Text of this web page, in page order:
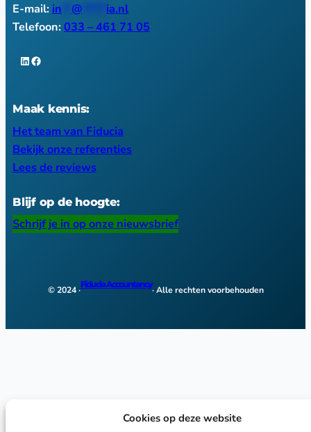
Cookies op deze website
E-mail: in @
ia.nl
Telefoon:033 – 461 71 05
LinkedIn Facebook
Maak kennis:
Het team van Fiducia
Bekijk onze referenties
Lees de reviews
Blijf op de hoogte:
Schrijf je in op onze nieuwsbrief
© 2024 ·
Fiducia Accountancy
· Alle rechten voorbehouden